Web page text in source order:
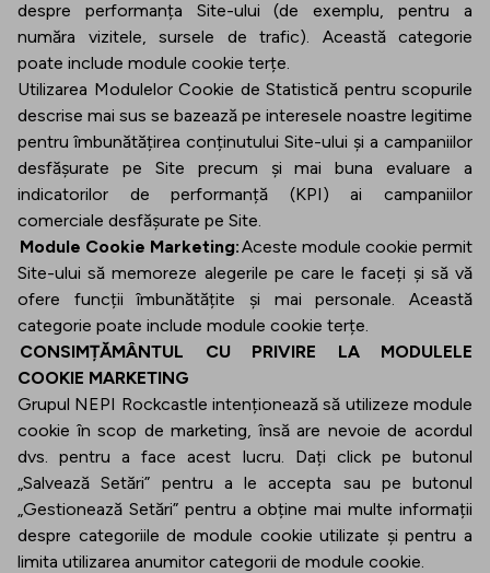
despre performanța Site-ului (de exemplu, pentru a
număra vizitele, sursele de trafic). Această categorie
poate include module cookie terțe.
Utilizarea Modulelor Cookie de Statistică pentru scopurile
descrise mai sus se bazează pe interesele noastre legitime
pentru îmbunătățirea conținutului Site-ului și a campaniilor
desfășurate pe Site precum și mai buna evaluare a
indicatorilor de performanță (KPI) ai campaniilor
comerciale desfășurate pe Site.
Module Cookie Marketing:Aceste module cookie permit
Site-ului să memoreze alegerile pe care le faceți și să vă
ofere funcții îmbunătățite și mai personale. Această
categorie poate include module cookie terțe.
CONSIMȚĂMÂNTUL CU PRIVIRE LA MODULELE
COOKIE MARKETING
Grupul NEPI Rockcastle intenționează să utilizeze module
cookie în scop de marketing, însă are nevoie de acordul
dvs. pentru a face acest lucru. Dați click pe butonul
„Salvează Setări” pentru a le accepta sau pe butonul
„Gestionează Setări” pentru a obține mai multe informații
despre categoriile de module cookie utilizate și pentru a
limita utilizarea anumitor categorii de module cookie.